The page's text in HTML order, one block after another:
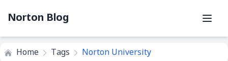
Norton Blog
Home Tags Norton University